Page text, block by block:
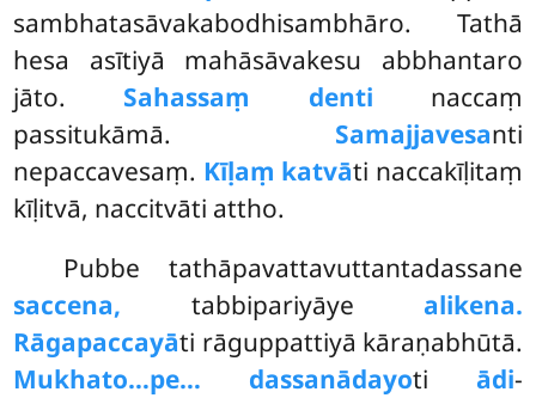
sambhatasāvakabodhisambhāro. Tathā
hesa asītiyā mahāsāvakesu abbhantaro
jāto. Sahassaṃ denti naccaṃ
passitukāmā. Samajjavesanti
nepaccavesaṃ. Kīḷaṃ katvāti naccakīḷitaṃ
kīḷitvā, naccitvāti attho.
Pubbe tathāpavattavuttantadassane
saccena, tabbipariyāye alikena.
Rāgapaccayāti rāguppattiyā kāraṇabhūtā.
Mukhato…pe… dassanādayoti ādi-